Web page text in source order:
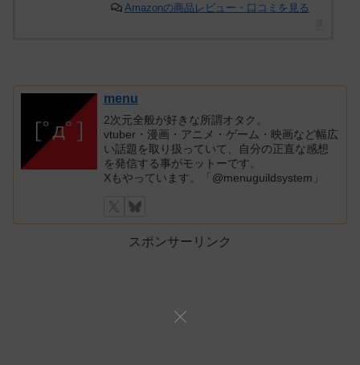
Amazonの商品レビュー・口コミを見る
menu
2次元全般が好きな所謂オタク。
vtuber・漫画・アニメ・ゲーム・映画など幅広
い話題を取り扱っていて、自分の正直な感想
を発信する事がモットーです。
Xもやっています。「@menuguildsystem」
スポンサーリンク